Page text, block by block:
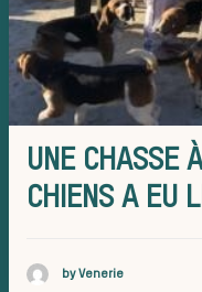
UNE CHASSE
CHIENS A EU
by Venerie